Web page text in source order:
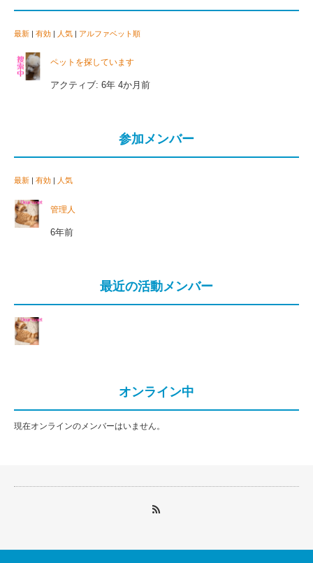
最新 | 有効 | 人気 | アルファベット順
ペットを探しています
アクティブ: 6年 4か月前
参加メンバー
最新 | 有効 | 人気
管理人
6年前
最近の活動メンバー
オンライン中
現在オンラインのメンバーはいません。